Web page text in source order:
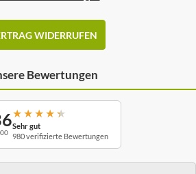
WIDERRUFEN
Bewertungen
★ ★ ★ ★ ★
Sehr gut
980 verifizierte Bewertungen